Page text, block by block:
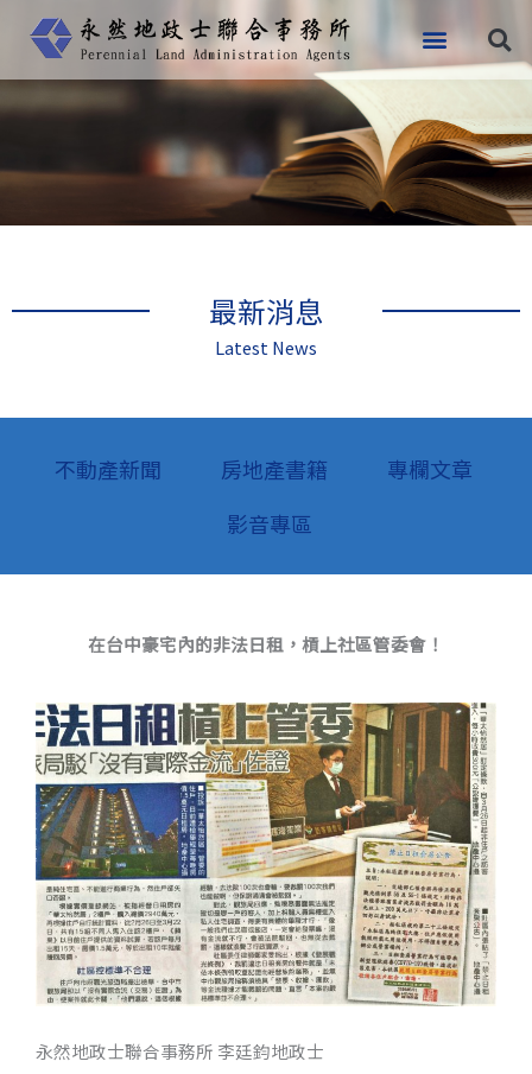
最新消息
Latest News
不動產新聞 房地產書籍
專欄文章
影音專區
在台中豪宅內的非法日租，槓上社區管委會！
永然地政士聯合事務所 李廷鈞地政士